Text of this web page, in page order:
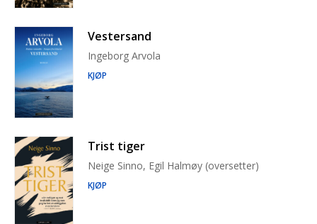
Vestersand
Ingeborg Arvola
KJØP
Trist tiger
Neige Sinno, Egil Halmøy (oversetter)
KJØP